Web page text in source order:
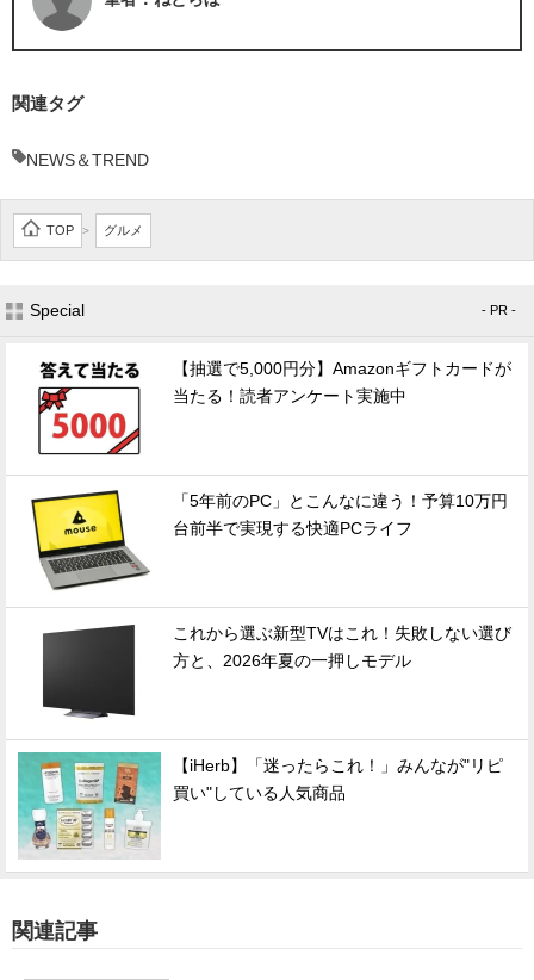
関連タグ
NEWS＆TREND
TOP > グルメ
Special - PR -
【抽選で5,000円分】Amazonギフトカードが
当たる！読者アンケート実施中
「5年前のPC」とこんなに違う！予算10万円
台前半で実現する快適PCライフ
これから選ぶ新型TVはこれ！失敗しない選び
方と、2026年夏の一押しモデル
【iHerb】「迷ったらこれ！」みんなが"リピ
買い"している人気商品
関連記事